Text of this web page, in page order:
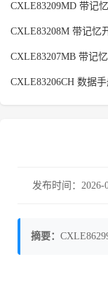
CXLE83209MD 带记
CXLE83208M 带记忆
CXLE83207MB 带记
CXLE83206CH 数据
发布时间：2026-
摘要：